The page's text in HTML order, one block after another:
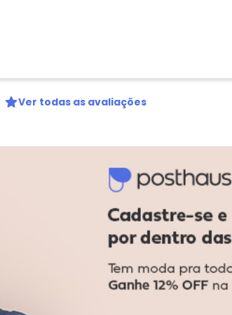
Ver todas as avaliações